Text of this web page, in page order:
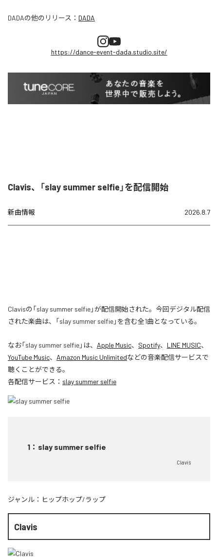
DADAの他のリリース： DADA
https://dance-event-dada.studio.site/
Clavis、「slay summer selfie」を配信開始
新曲情報 2026.8.7
Clavisの「slay summer selfie」が配信開始された。今回デジタル配信
された楽曲は、「slay summer selfie」を含む全1曲となっている。
なお「slay summer selfie」は、 Apple Music、 Spotify、 LINE MUSIC、
YouTube Music、 Amazon Music Unlimitedなどの音楽配信サービスで
聴くことができる。
各配信サービス： slay summer selfie
1 ： slay summer selfie
Clavis
ジャンル： ヒップホップ/ラップ
Clavis